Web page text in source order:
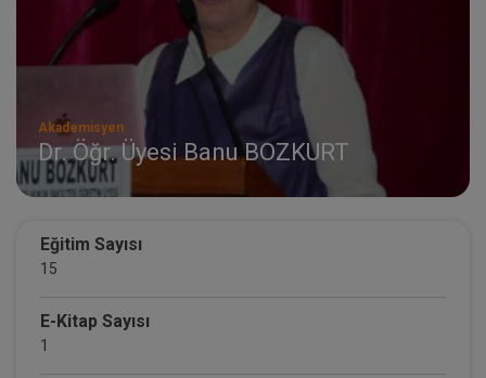
Akademisyen
Dr. Öğr. Üyesi Banu BOZKURT
Eğitim Sayısı
15
E-Kitap Sayısı
1